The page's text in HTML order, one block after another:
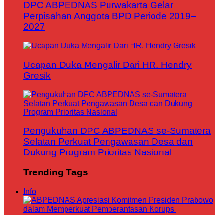
DPC ABPEDNAS Purwakarta Gelar
Perpisahan Anggota BPD Periode 2019–
2027
Ucapan Duka Mengalir Dari HR. Hendry
Gresik
Pengukuhan DPC ABPEDNAS se-Sumatera
Selatan Perkuat Pengawasan Desa dan
Dukung Program Prioritas Nasional
Trending Tags
Info